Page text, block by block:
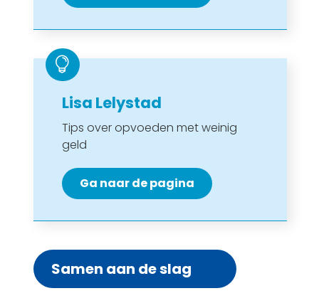

Lisa Lelystad
Tips over opvoeden met weinig
geld
Ga naar de pagina
Samen aan de slag